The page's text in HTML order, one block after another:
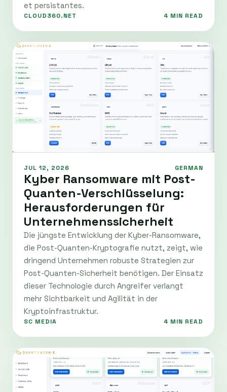
et persistantes.
CLOUD360.NET 4 MIN READ
JUL 12, 2026 GERMAN
Kyber Ransomware mit Post-
Quanten-Verschlüsselung:
Herausforderungen für
Unternehmenssicherheit
Die jüngste Entwicklung der Kyber-Ransomware,
die Post-Quanten-Kryptografie nutzt, zeigt, wie
dringend Unternehmen robuste Strategien zur
Post-Quanten-Sicherheit benötigen. Der Einsatz
dieser Technologie durch Angreifer verlangt
mehr Sichtbarkeit und Agilität in der
Kryptoinfrastruktur.
SC MEDIA 4 MIN READ